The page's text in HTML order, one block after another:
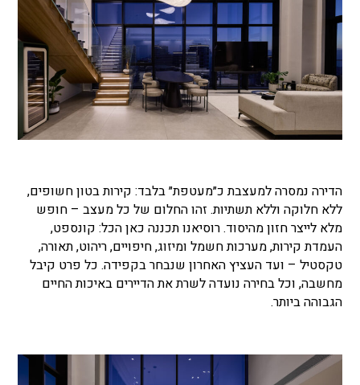
הדירה נמסרה למעצבת כ״מעטפת״ בלבד: קירות בטון חשופים,
ללא חלוקה וללא תשתיות. זהו החלום של כל מעצב –חופש
מלא לייצר חזון מהיסוד. רוסיאנו תכננה כאן הכל: קונספט,
העמדת קירות, מערכות חשמל ומיזוג, חיפויים, ריהוט, תאורה,
טקסטיל – ועד העציץ האחרון שנבחר בקפידה. כל פרט קיבל
מחשבה, וכל בחירה נועדה לשרת את הדיירים באיכות החיים
הגבוהה ביותר.